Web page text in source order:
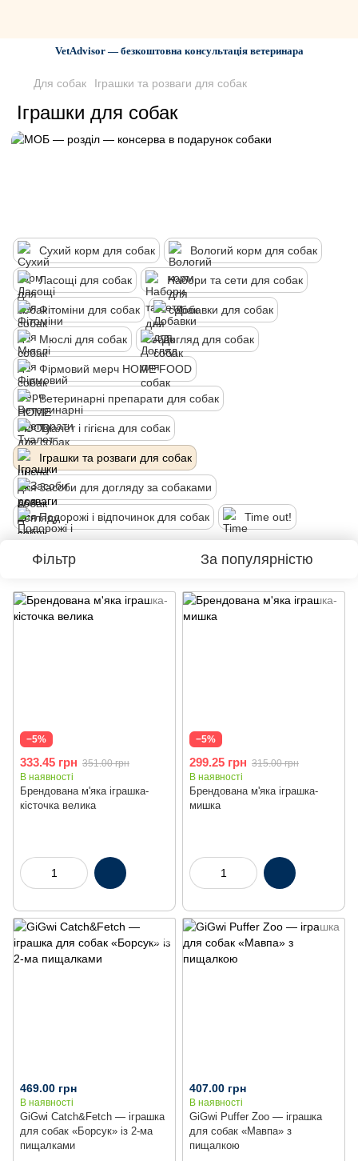
VetAdvisor — безкоштовна консультація ветеринара
Для собак Іграшки та розваги для собак
Іграшки для собак
Сухий корм для собак Вологий корм для собак
Ласощі для собак Набори та сети для собак
Фітоміни для собак Добавки для собак
Мюслі для собак Догляд для собак
Фірмовий мерч HOME FOOD
Ветеринарні препарати для собак
Туалет і гігієна для собак
Іграшки та розваги для собак
Засоби для догляду за собаками
Подорожі і відпочинок для собак Time out!
Фільтр За популярністю
−5%
Брендована м'яка іграшка-
кісточка велика
333.45 грн 351.00 грн
В наявності
−5%
Брендована м'яка іграшка-
мишка
299.25 грн 315.00 грн
В наявності
GiGwi Catch&Fetch — іграшка
для собак «Борсук» із 2-ма
пищалками
469.00 грн
В наявності
GiGwi Puffer Zoo — іграшка
для собак «Мавпа» з
пищалкою
407.00 грн
В наявності